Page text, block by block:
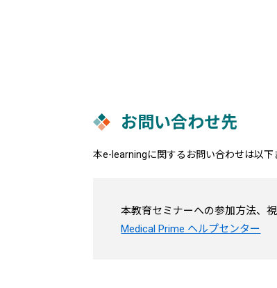
お問い合わせ先
本e-learningに関するお問い合わせは以下
本教育セミナーへの参加方法、
Medical Prime ヘルプセンター